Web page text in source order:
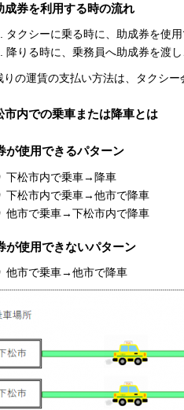
成券を利用する時の流れ
タクシーに乗る時に、助成券を使
降りる時に、乗務員へ助成券を渡
りの運賃の支払い方法は、タクシー
市内での乗車または降車とは
が使用できるパターン
下松市内で乗車→降車
下松市内で乗車→他市で降車
他市で乗車→下松市内で降車
が使用できないパターン
他市で乗車→他市で降車